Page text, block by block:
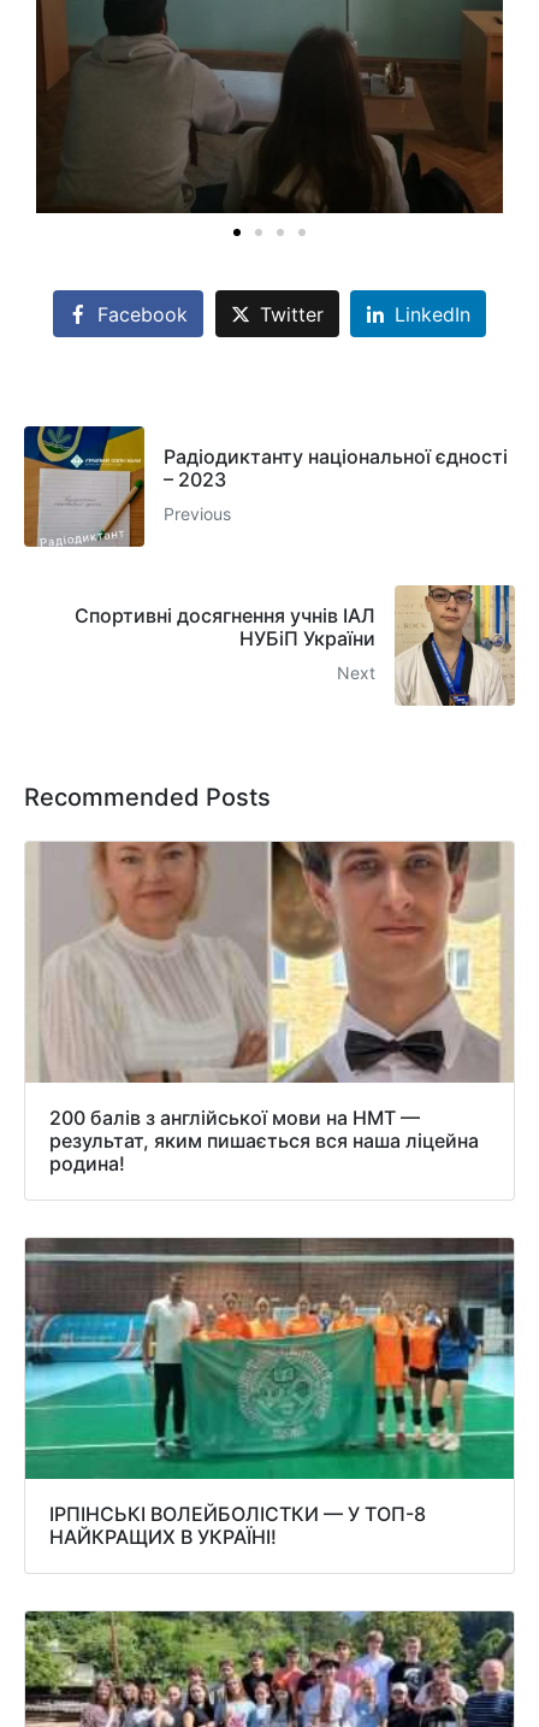
Facebook Twitter LinkedIn
Радіодиктанту національної єдності
– 2023
Previous
Спортивні досягнення учнів ІАЛ
НУБіП України
Next
Recommended Posts
200 балів з англійської мови на НМТ —
результат, яким пишається вся наша ліцейна
родина!
ІРПІНСЬКІ ВОЛЕЙБОЛІСТКИ — У ТОП-8
НАЙКРАЩИХ В УКРАЇНІ!